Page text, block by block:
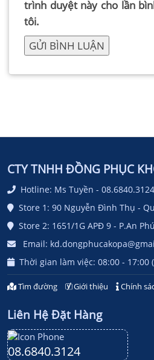
trình duyệt này cho lần
tôi.
CTY TNHH ĐỒNG PHỤC
Hotline: Ms Tuyền - 08.6840.3124
Store 1: 90 Nguyễn Đình Thụ -
Store 2: 1651/1G APĐ 9 - P.An
Email:
Thời gian làm việc: 08:00 - 17:00
Tìm đường Giới thiệu Chính
Liên Hệ Đặt Hàng
08.6840.3124